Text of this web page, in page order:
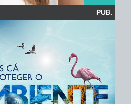
PUB.